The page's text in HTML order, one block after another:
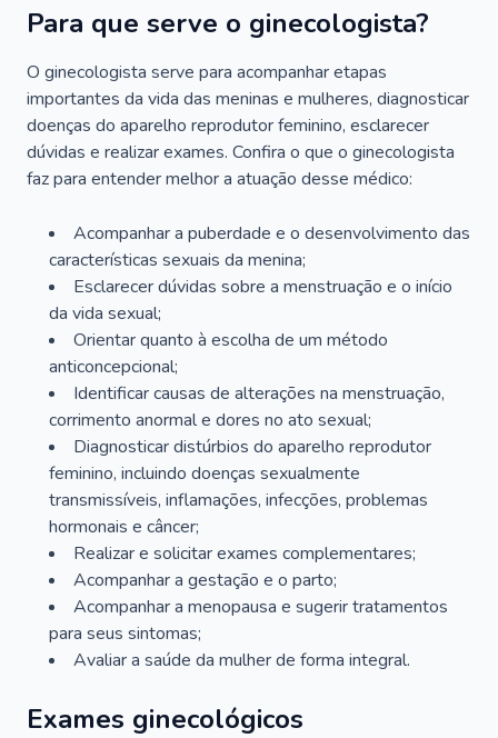
Para que serve o ginecologista?
O ginecologista serve para acompanhar etapas
importantes da vida das meninas e mulheres, diagnosticar
doenças do aparelho reprodutor feminino, esclarecer
dúvidas e realizar exames. Confira o que o ginecologista
faz para entender melhor a atuação desse médico:
Acompanhar a puberdade e o desenvolvimento das
características sexuais da menina;
Esclarecer dúvidas sobre a menstruação e o início
da vida sexual;
Orientar quanto à escolha de um método
anticoncepcional;
Identificar causas de alterações na menstruação,
corrimento anormal e dores no ato sexual;
Diagnosticar distúrbios do aparelho reprodutor
feminino, incluindo doenças sexualmente
transmissíveis, inflamações, infecções, problemas
hormonais e câncer;
Realizar e solicitar exames complementares;
Acompanhar a gestação e o parto;
Acompanhar a menopausa e sugerir tratamentos
para seus sintomas;
Avaliar a saúde da mulher de forma integral.
Exames ginecológicos